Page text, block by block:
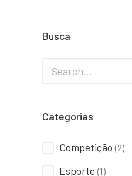
Busca
Categorias
Competição (2)
Esporte (1)